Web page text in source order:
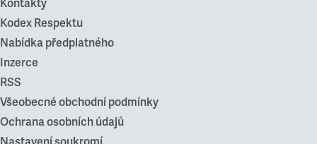
Kontakty
Kodex Respektu
Nabídka předplatného
Inzerce
RSS
Všeobecné obchodní podmínky
Ochrana osobních údajů